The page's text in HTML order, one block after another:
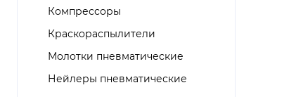
Компрессоры
Краскораспылители
Молотки пневматические
Нейлеры пневматические